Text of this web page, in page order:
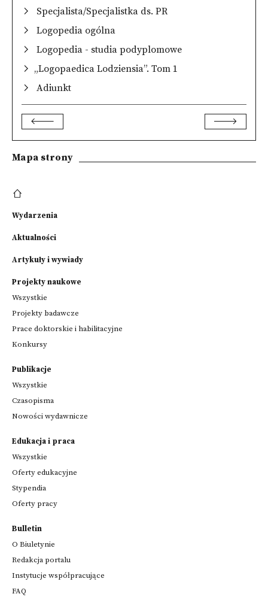
Specjalista/Specjalistka ds. PR
Logopedia ogólna
Logopedia - studia podyplomowe
„Logopaedica Lodziensia”. Tom 1
Adiunkt
Mapa strony
Wydarzenia
Aktualności
Artykuły i wywiady
Projekty naukowe
Wszystkie
Projekty badawcze
Prace doktorskie i habilitacyjne
Konkursy
Publikacje
Wszystkie
Czasopisma
Nowości wydawnicze
Edukacja i praca
Wszystkie
Oferty edukacyjne
Stypendia
Oferty pracy
Bulletin
O Biuletynie
Redakcja portalu
Instytucje współpracujące
FAQ